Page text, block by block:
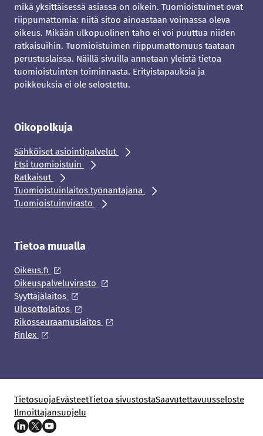
mikä yksittäisessä asiassa on oikein. Tuomioistuimet ovat
riippumattomia: niitä sitoo ainoastaan voimassa oleva
oikeus. Mikään ulkopuolinen taho ei voi puuttua niiden
ratkaisuihin. Tuomioistuimen riippumattomuus taataan
perustuslaissa. Näillä sivuilla annetaan yleistä tietoa
tuomioistuinten toiminnasta. Erityistapauksia ja
poikkeuksia ei ole selostettu.
Oikopolkuja
Sähköiset asiointipalvelut
Etsi tuomioistuin
Ratkaisut
Tuomioistuinlaitos työnantajana
Tuomioistuinvirasto
Tietoa muualla
Oikeus.fi
Oikeuspalveluvirasto
Syyttäjälaitos
Ulosottolaitos
Rikosseuraamuslaitos
Finlex
TietosuojaEvästeetTietoa sivustostaSaavutettavuusseloste
Ilmoittajansuojelu